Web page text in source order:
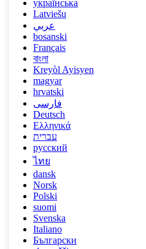
українська
Latviešu
عربي
bosanski
Français
বাংলা
Kreyòl Ayisyen
magyar
hrvatski
فارسی
Deutsch
Ελληνικά
עברית
русский
ไทย
dansk
Norsk
Polski
suomi
Svenska
Italiano
Български